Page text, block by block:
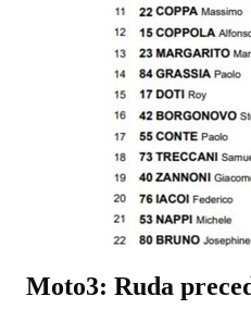
Moto3: Ruda